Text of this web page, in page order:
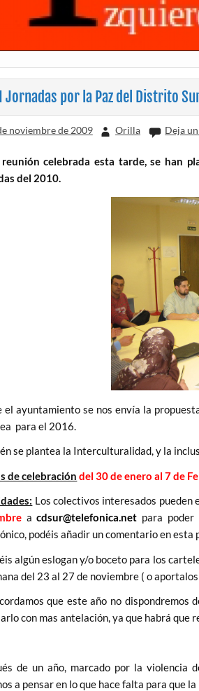
Jornadas por la Paz del Distrito
noviembre de 2009 Orilla Deja
celebrada esta tarde, se han
del 2010.
el ayuntamiento se nos envía la
para el 2016.
se plantea la Interculturalidad, y la
de celebración del 30 de enero al 7 de
Los colectivos interesados
acdsur@telefonica.net para
podéis añadir un comentario en
algún eslogan y/o boceto para los
del 23 al 27 de noviembre ( o aportalos
que este año no dispondremos
con mas antelación, ya que habrá que
de un año, marcado por la violencia
a pensar en lo que hace falta para que